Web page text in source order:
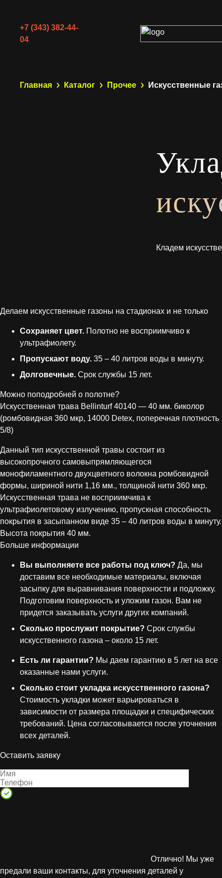
+7 (343) 382-44-
04
Главная Каталог Прочее Искусственные
Кладем
Делаем искусственные газоны на стадионах и не только
Сохраняет цвет. Полотно не восприимчиво к
ультрафиолету.
Пропускают воду. 35 – 40 литров воды в минуту.
Долговечные. Срок службы 15 лет.
Можно поподробней о полотне?
Искусственная трава Bellinturf 40140 — 40 мм. биколор
(ромбовидная 360 мкр, 14000 Detex, поперечная плотность
5/8)
Данный тип искусственной травы состоит из
высокопрочного самовыпрямляющегося
монофиламентного двухцветного волокна ромбовидной
формы, шириной нити 1,16 мм., толщиной нити 360 мкр.
Искусственная трава не восприимчива к
ультрафиолетовому излучению, пропускная способность
покрытия в засыпанном виде 35 – 40 литров воды в минуту.
Высота покрытия 40 мм.
Больше информации
Вы выполняете все работы под ключ? Да, мы
доставим все необходимые материалы, включая
засыпку для выравнивания поверхности и подложку.
Подготовим поверхность и уложим газон. Вам не
придется заказывать услуги других компаний.
Сколько прослужит покрытие? Срок службы
искусственного газона – около 15 лет.
Есть ли гарантии? Мы даем гарантию в 5 лет на все
оказанные нами услуги.
Сколько стоит укладка искусственного газона?
Стоимость укладки может варьироваться в
зависимости от размера площадки и специфических
требований. Цена согласовывается после уточнения
всех деталей.
Оставить заявку
Отлично! Мы уже
предали ваши контакты, для уточнения деталей у